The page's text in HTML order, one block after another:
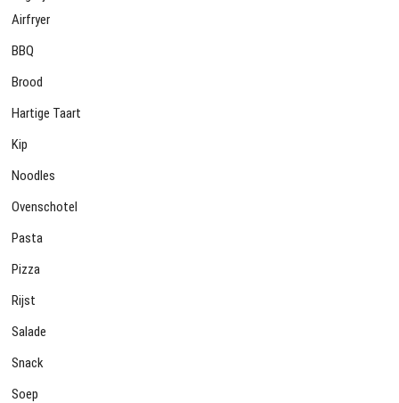
Airfryer
BBQ
Brood
Hartige Taart
Kip
Noodles
Ovenschotel
Pasta
Pizza
Rijst
Salade
Snack
Soep